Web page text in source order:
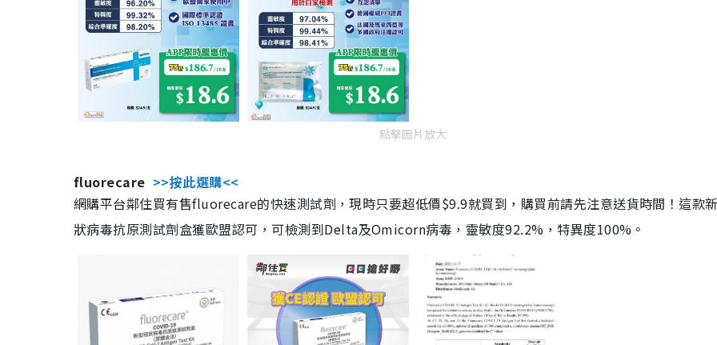
點擊圖片放大
fluorecare >>按此選購<<
網購平台鄰住買有售fluorecare的快速測試劑，現時只要超低價$9.9就買到，購買前請先注意送貨時間！這款
狀病毒抗原測試劑盒獲歐盟認可，可檢測到Delta及Omicorn病毒，靈敏度92.2%，特異度100%。